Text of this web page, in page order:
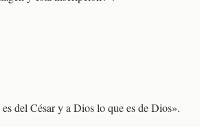
del César y a Dios lo que es de Dios».